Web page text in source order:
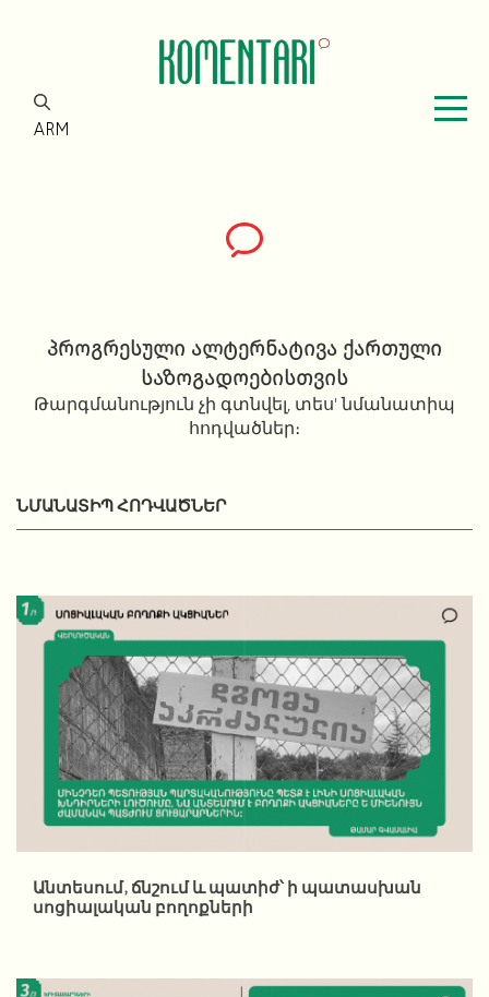
ARM
პროგრესული ალტერნატივა ქართული
საზოგადოებისთვის
Թարգմանություն չի գտնվել, տես' նմանատիպ
հոդվածներ։
ՆՄԱՆԱՏԻՊ ՀՈԴՎԱԾՆԵՐ
Անտեսում, ճնշում և պատիժ՝ ի պատասխան
սոցիալական բողոքների